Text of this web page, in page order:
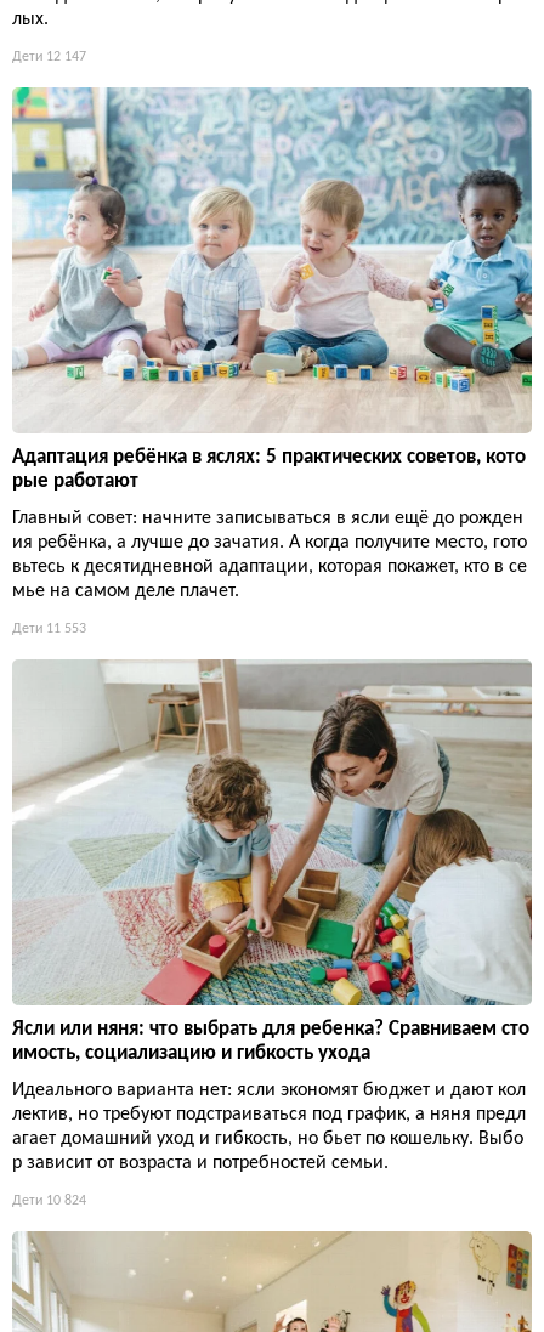
лых.
Дети 12 147
Адаптация ребёнка в яслях: 5 практических советов, кото
рые работают
Главный совет: начните записываться в ясли ещё до рожден
ия ребёнка, а лучше до зачатия. А когда получите место, гото
вьтесь к десятидневной адаптации, которая покажет, кто в се
мье на самом деле плачет.
Дети 11 553
Ясли или няня: что выбрать для ребенка? Сравниваем сто
имость, социализацию и гибкость ухода
Идеального варианта нет: ясли экономят бюджет и дают кол
лектив, но требуют подстраиваться под график, а няня предл
агает домашний уход и гибкость, но бьет по кошельку. Выбо
р зависит от возраста и потребностей семьи.
Дети 10 824